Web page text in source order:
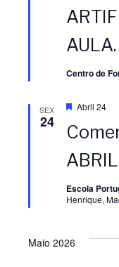
e
Centro de
SEX
24
ABRIL
D
s
t
a
q
e
Abril 24
Escola
Henrique,
Maio 2026